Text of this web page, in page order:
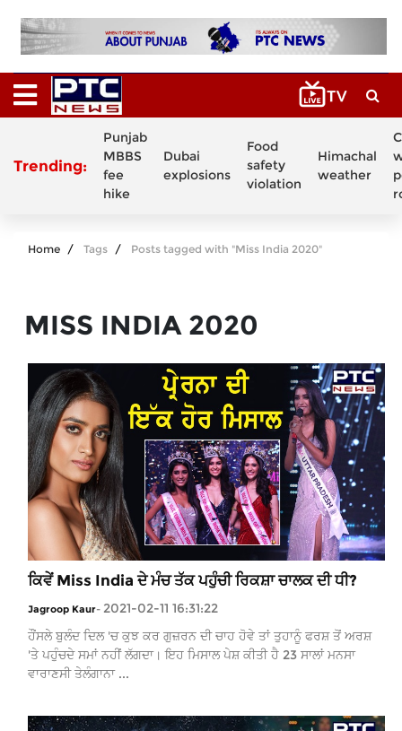
Trending:
Punjab
MBBS
fee
hike
Dubai
explosions
Food
safety
violation
Himachal
weather
Home Tags Posts tagged with "Miss India 2020"
MISS INDIA 2020
ਕਿਵੇਂ Miss India ਦੇ ਮੰਚ ਤੱਕ ਪਹੁੰਚੀ ਰਿਕਸ਼ਾ ਚਾਲਕ ਦੀ ਧੀ?
Jagroop Kaur- 2021-02-11 16:31:22
ਹੌਂਸਲੇ ਬੁਲੰਦ ਦਿਲ 'ਚ ਕੁਝ ਕਰ ਗੁਜ਼ਰਨ ਦੀ ਚਾਹ ਹੋਵੇ ਤਾਂ ਤੁਹਾਨੂੰ ਫਰਸ਼ ਤੋਂ ਅਰਸ਼
'ਤੇ ਪਹੁੰਚਦੇ ਸਮਾਂ ਨਹੀਂ ਲੱਗਦਾ। ਇਹ ਮਿਸਾਲ ਪੇਸ਼ ਕੀਤੀ ਹੈ 23 ਸਾਲਾਂ ਮਨਸਾ
ਵਾਰਾਣਸੀ ਤੇਲੰਗਾਨਾ ...